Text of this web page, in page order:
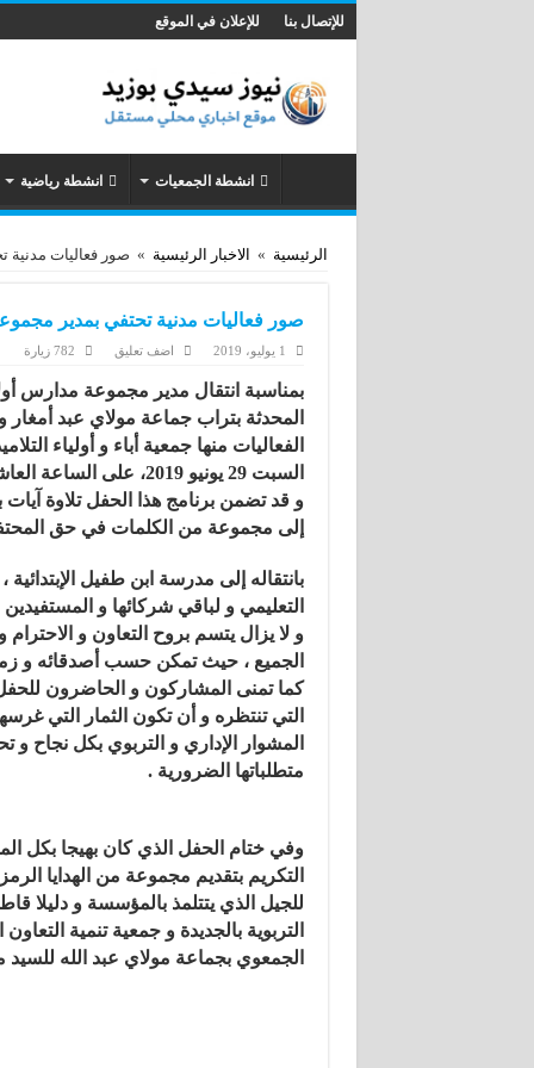
للإتصال بنا للإعلان في الموقع
انشطة الجمعيات انشطة رياضية
الرئيسية » الاخبار الرئيسية » صور فعاليات مدنية
صور فعاليات مدنية تحتفي بمدير
1 يوليو، 2019 اضف تعليق 782 زيارة
بمناسبة انتقال مدير مجموعة مدارس
المحدثة بتراب جماعة مولاي عبد أمغار
الفعاليات منها جمعية أباء و أولياء
السبت 29 يونيو 2019، على الساعة العاشرة صباحا حفل تكريم على شرفه .
و قد تضمن برنامج هذا الحفل تلاوة
إلى مجموعة من الكلمات في حق
بانتقاله إلى مدرسة ابن طفيل
التعليمي و لباقي شركائها و
و لا يزال يتسم بروح التعاون و
الجميع ، حيث تمكن حسب أصدقائه و
كما تمنى المشاركون و الحاضرون
التي تنتظره و أن تكون الثمار التي
المشوار الإداري و التربوي بكل نجاح
متطلباتها الضرورية .
وفي ختام الحفل الذي كان بهيجا بكل
التكريم بتقديم مجموعة من الهدايا
للجيل الذي يتتلمذ بالمؤسسة و دليلا
التربوية بالجديدة و جمعية تنمية
الجمعوي بجماعة مولاي عبد الله